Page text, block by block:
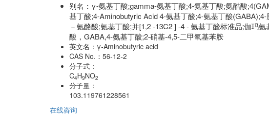
别名： γ-氨基丁酸;gamma-氨基丁酸;4-氨基丁酸;氨酷酸
基丁酸;4-Aminobutyric Acid 4-氨基丁酸;4-氨基丁酸
－氨酪酸;氨基丁酸;并[1,2 -13C2 ] -4 - 氨基丁酸标准品;伽玛
酸，GABA,4-氨基丁酸;2-硝基-4,5-二甲氧基苯胺
英文名： γ-Aminobutyric acid
CAS No.： 56-12-2
分子式：
C4H9NO2
分子量：
103.119761228561
在线咨询